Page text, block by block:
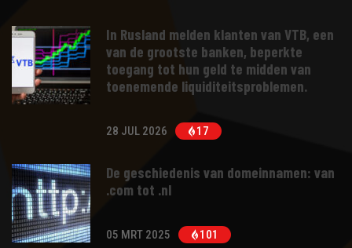
In Rusland melden klanten van VTB, een
van de grootste banken, beperkte
toegang tot hun geld te midden van
toenemende liquiditeitsproblemen.
28 JUL 2026 17
De geschiedenis van domeinnamen: van
.com tot .nl
05 MRT 2025 101